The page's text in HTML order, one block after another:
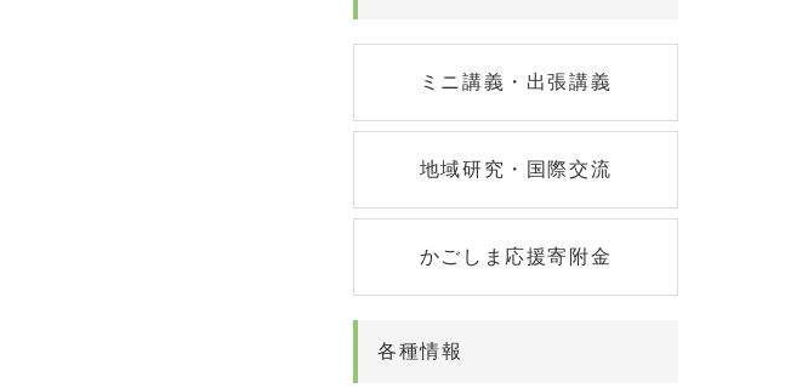
ミニ講義・出張講義
地域研究・国際交流
かごしま応援寄附金
各種情報